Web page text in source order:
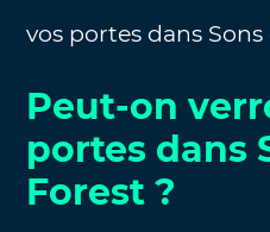
vos portes dans
Peut-on
portes dans
Forest ?